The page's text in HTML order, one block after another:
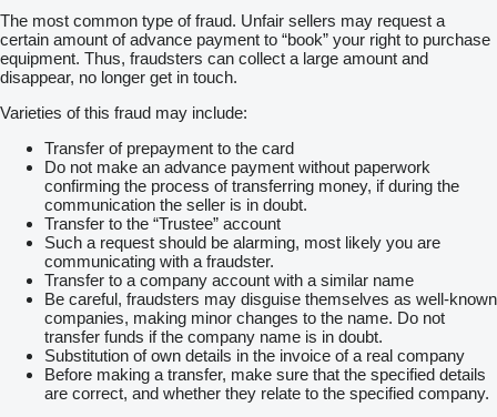
оголошеннях
Ми знаходимося:
Львів: с.Черляни, вул. Польова 17, Городоцький р-н,
Львівська область
Київ: вул. вул.Будіндустрії, 7
Отримання: безкоштовна доставка по всій мережі Strans,
самовивіз, курʼєр, таксі, нова пошта.
Є можливість БЕЗКОШТОВНО отримати товар в мережі
партнерських магазинів Strans по Україні: Біла Церква,
Вознесенськ, Вінниця, Дніпро, Житомир, Івано-Франківськ,
Іршава, Запоріжжя, Звягель, Київ, Ковель, Кременчук,
Луцьк, Львів, Миколаїв, Мукачево, Одеса, Полтава,
Радехів, Рівне, Сарни, Тернопіль, Татарбунари, Ужгород ,
Харків, Хмельницький, Черкаси, Чернівці,Стрий, Нова
Одеса,Кропивницький,Первомайськ,Умань,Чорноморськ,Кр
ивий Ріг, Золочів, Зимна Вода, Чернігів, с. Черляни
Спосіб оплати: накладений платіж, на карту ПриватБанк, на
розрахунки реквізити ФОП, Пром-оплата, безготівка з ПДВ
(уточнюйте ціну та умови перед замовленням у менеджера)
Гарантія: від 14 днів до 1 року.
The most common type of fraud. Unfair sellers may request a
certain amount of advance payment to “book” your right to purchase
equipment. Thus, fraudsters can collect a large amount and
disappear, no longer get in touch.
Varieties of this fraud may include:
Transfer of prepayment to the card
Do not make an advance payment without paperwork
confirming the process of transferring money, if during the
communication the seller is in doubt.
Transfer to the “Trustee” account
Such a request should be alarming, most likely you are
communicating with a fraudster.
Transfer to a company account with a similar name
Be careful, fraudsters may disguise themselves as well-known
companies, making minor changes to the name. Do not
transfer funds if the company name is in doubt.
Substitution of own details in the invoice of a real company
Before making a transfer, make sure that the specified details
are correct, and whether they relate to the specified company.